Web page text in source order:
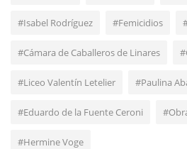
#Isabel Rodríguez #Femicidios
#Cámara de Caballeros de Linares
#Liceo Valentín Letelier #Paulina
#Eduardo de la Fuente Ceroni
#Hermine Voge